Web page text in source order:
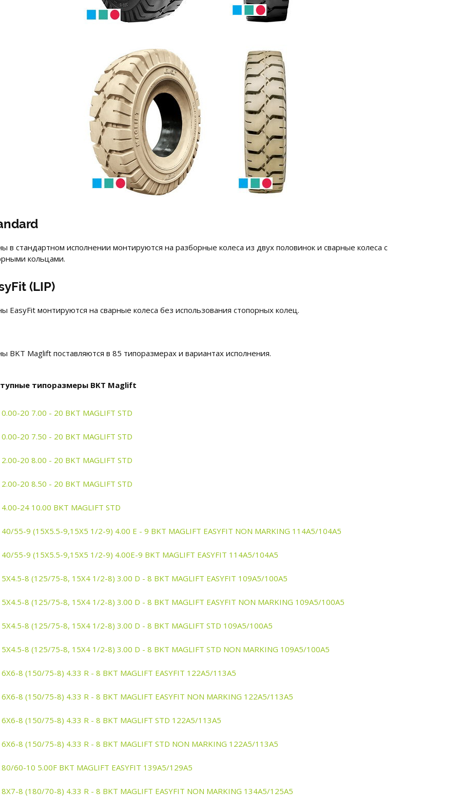
в стандартном исполнении монтируются на разборные колеса из двух половинок и сварные колеса с
кольцами.
(LIP)
EasyFit монтируются на сварные колеса без использования стопорных колец.
BKT Maglift поставляются в 85 типоразмерах и вариантах исполнения.
типоразмеры BKT Maglift
20 7.00 - 20 BKT MAGLIFT STD
20 7.50 - 20 BKT MAGLIFT STD
20 8.00 - 20 BKT MAGLIFT STD
20 8.50 - 20 BKT MAGLIFT STD
24 10.00 BKT MAGLIFT STD
55-9 (15X5.5-9,15X5 1/2-9) 4.00 E - 9 BKT MAGLIFT EASYFIT NON MARKING 114A5/104A5
55-9 (15X5.5-9,15X5 1/2-9) 4.00E-9 BKT MAGLIFT EASYFIT 114A5/104A5
8 (125/75-8, 15X4 1/2-8) 3.00 D - 8 BKT MAGLIFT EASYFIT 109A5/100A5
8 (125/75-8, 15X4 1/2-8) 3.00 D - 8 BKT MAGLIFT EASYFIT NON MARKING 109A5/100A5
8 (125/75-8, 15X4 1/2-8) 3.00 D - 8 BKT MAGLIFT STD 109A5/100A5
8 (125/75-8, 15X4 1/2-8) 3.00 D - 8 BKT MAGLIFT STD NON MARKING 109A5/100A5
8 (150/75-8) 4.33 R - 8 BKT MAGLIFT EASYFIT 122A5/113A5
8 (150/75-8) 4.33 R - 8 BKT MAGLIFT EASYFIT NON MARKING 122A5/113A5
8 (150/75-8) 4.33 R - 8 BKT MAGLIFT STD 122A5/113A5
8 (150/75-8) 4.33 R - 8 BKT MAGLIFT STD NON MARKING 122A5/113A5
60-10 5.00F BKT MAGLIFT EASYFIT 139A5/129A5
8 (180/70-8) 4.33 R - 8 BKT MAGLIFT EASYFIT NON MARKING 134A5/125A5